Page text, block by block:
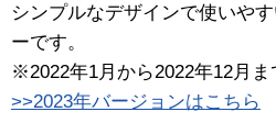
シンプルなデザインで使いや
ーです。
※2022年1月から2022年12月ま
>>2023年バージョンはこちら